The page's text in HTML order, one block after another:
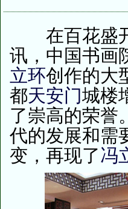
在百花盛开
讯，中国书画
立环创作的大
都天安门城楼
了崇高的荣誉
代的发展和需
变，再现了冯